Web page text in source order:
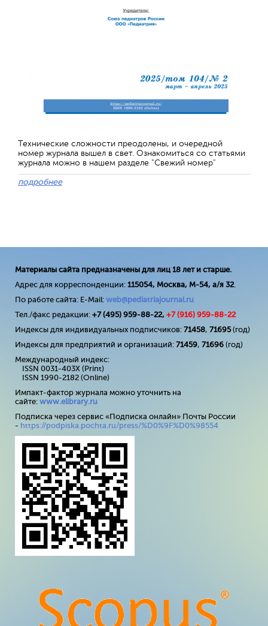
Технические сложности преодолены, и очередной
номер журнала вышел в свет. Ознакомиться со статьями
журнала можно в нашем разделе "Свежий номер"
подробнее
Материалы сайта предназначены для лиц 18 лет и старше.
Адрес для корреспонденции: 115054, Москва, М-54, а/я 32.
По работе сайта: E-Mail: web@pediatriajournal.ru
Тел./факс редакции: +7 (495) 959-88-22, +7 (916) 959-88-22
Индексы для индивидуальных подписчиков: 71458, 71695(год)
Индексы для предприятий и организаций: 71459, 71696 (год)
Международный индекс:
ISSN 0031-403X (Print)
ISSN 1990-2182 (Online)
Импакт-фактор журнала можно уточнить на
сайте: www.elibrary.ru
Подписка через сервис «Подписка онлайн» Почты России
- https://podpiska.pochta.ru/press/%D0%9F%D0%98554